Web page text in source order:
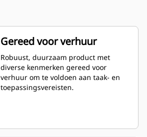
Gereed voor verhuur
Robuust, duurzaam product met
diverse kenmerken gereed voor
verhuur om te voldoen aan taak- en
toepassingsvereisten.